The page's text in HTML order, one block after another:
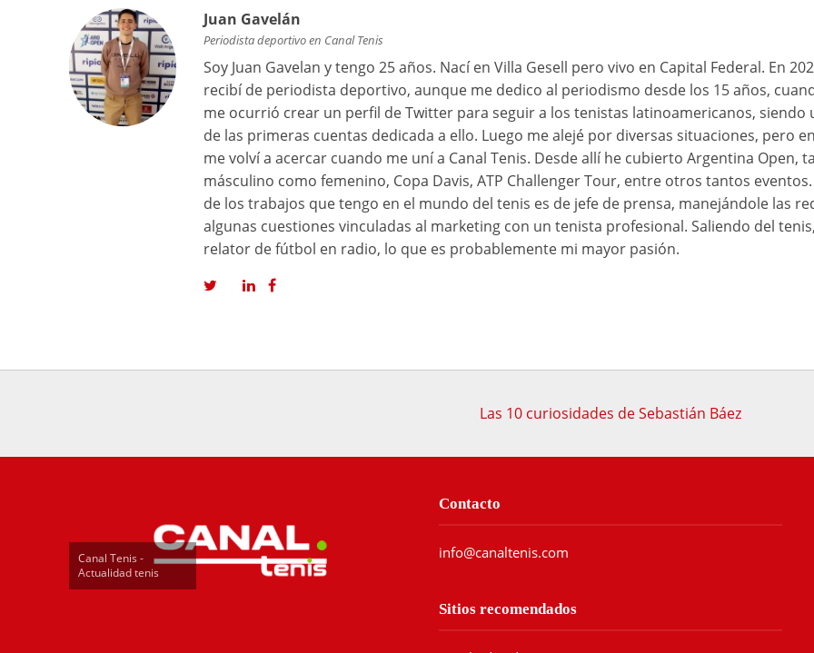
Juan Gavelán
Periodista deportivo en Canal Tenis
Soy Juan Gavelan y tengo 25 años. Nací en Villa Gesell pero vivo en Capital Federal. En
recibí de periodista deportivo, aunque me dedico al periodismo desde los 15 años,
me ocurrió crear un perfil de Twitter para seguir a los tenistas latinoamericanos, siendo
de las primeras cuentas dedicada a ello. Luego me alejé por diversas situaciones, pero
me volví a acercar cuando me uní a Canal Tenis. Desde allí he cubierto Argentina Open,
másculino como femenino, Copa Davis, ATP Challenger Tour, entre otros tantos
de los trabajos que tengo en el mundo del tenis es de jefe de prensa, manejándole las
algunas cuestiones vinculadas al marketing con un tenista profesional. Saliendo del
relator de fútbol en radio, lo que es probablemente mi mayor pasión.
Las 10 curiosidades de Sebastián Báez
Canal Tenis -
Actualidad tenis
Contacto
info@canaltenis.com
Sitios recomendados